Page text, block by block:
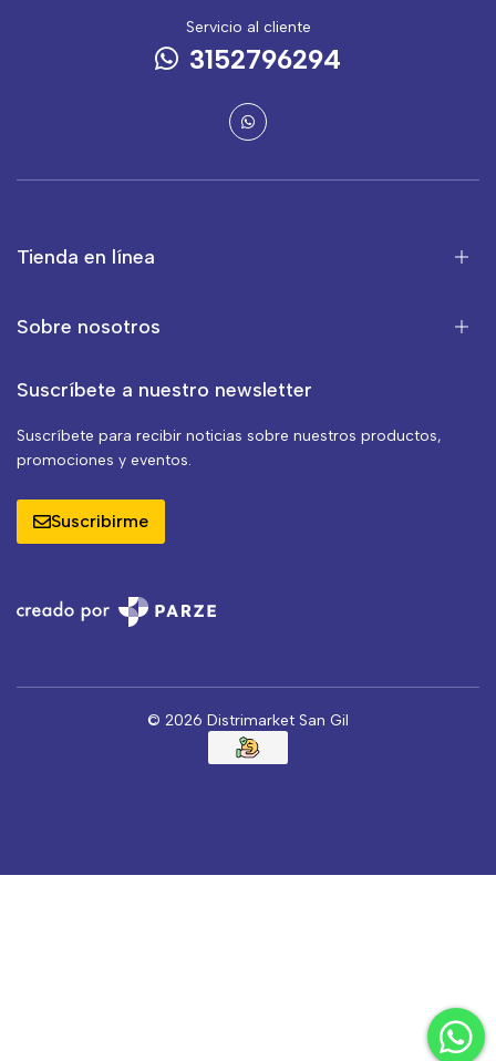
Servicio al cliente
3152796294
Tienda en línea
Sobre nosotros
Suscríbete a nuestro newsletter
Suscríbete para recibir noticias sobre nuestros productos,
promociones y eventos.
Suscribirme
© 2026 Distrimarket San Gil